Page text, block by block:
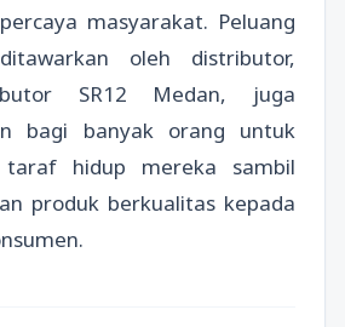
masyarakat. Peluang
oleh distributor,
SR12 Medan, juga
bagi banyak orang untuk
taraf hidup mereka sambil
produk berkualitas kepada